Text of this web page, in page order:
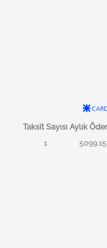
Taksit Sayısı Aylık
1
5099.15